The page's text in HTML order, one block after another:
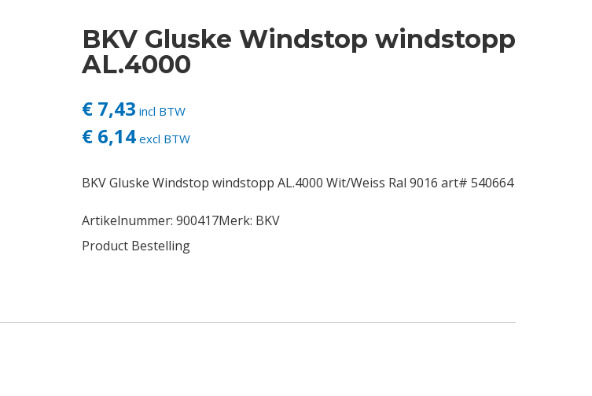
BKV Gluske Windstop windstopp
AL.4000
€ 7,43 incl BTW
€ 6,14 excl BTW
BKV Gluske Windstop windstopp AL.4000 Wit/Weiss Ral 9016 art# 540664
Artikelnummer: 900417Merk: BKV
Product Bestelling